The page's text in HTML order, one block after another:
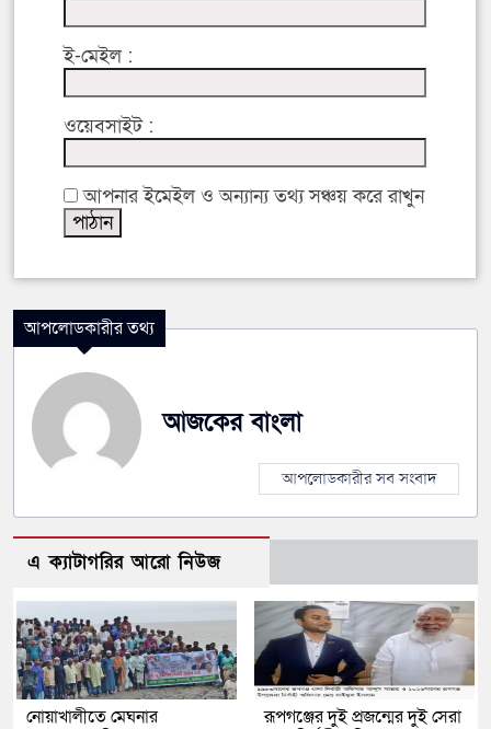
ই-মেইল :
ওয়েবসাইট :
আপনার ইমেইল ও অন্যান্য তথ্য সঞ্চয় করে রাখুন
আপলোডকারীর তথ্য
আজকের বাংলা
আপলোডকারীর সব সংবাদ
এ ক্যাটাগরির আরো নিউজ
নোয়াখালীতে মেঘনার
রূপগঞ্জের দুই প্রজন্মের দুই সেরা